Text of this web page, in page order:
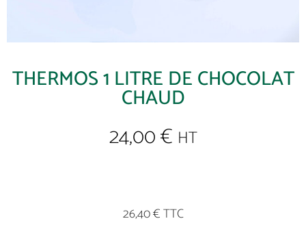
THERMOS 1 LITRE DE CHOCOLAT
CHAUD
24,00€ HT
26,40 € TTC